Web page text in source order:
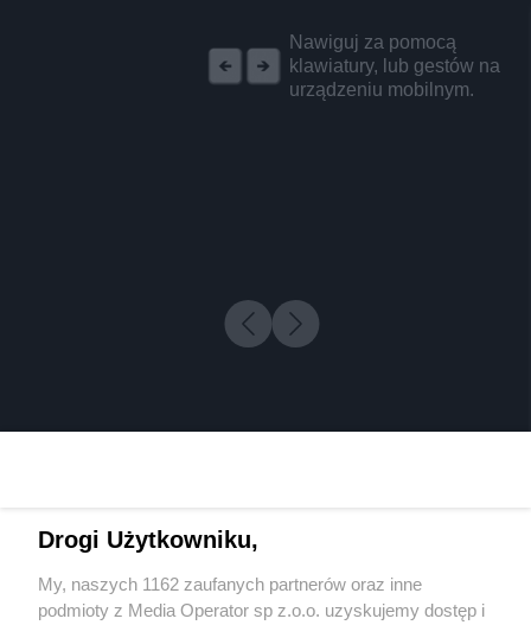
Nawiguj za pomocą
klawiatury, lub gestów na
urządzeniu mobilnym.
Wydawca mediów lokalnych
Drogi Użytkowniku,
My, naszych 1162 zaufanych partnerów oraz inne
podmioty z Media Operator sp z.o.o. uzyskujemy dostęp i